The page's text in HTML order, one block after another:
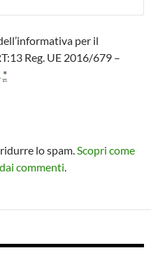
per il
Reg. UE 2016/679 –
*
lo spam.Scopri come
commenti.